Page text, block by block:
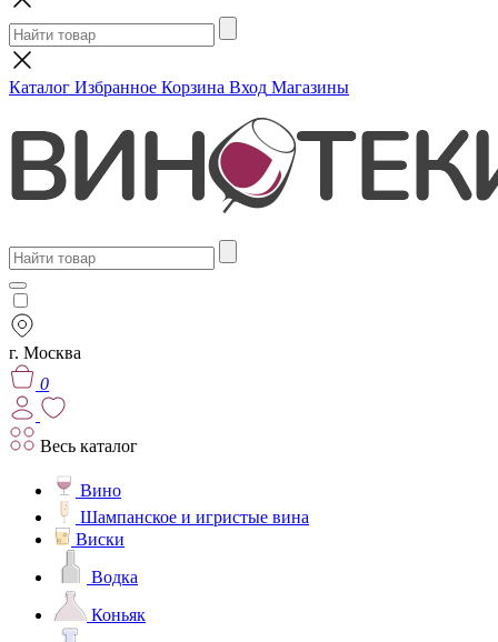
Каталог Избранное Корзина Вход Магазины
г. Москва
0
Весь каталог
Вино
Шампанское и игристые вина
Виски
Водка
Коньяк